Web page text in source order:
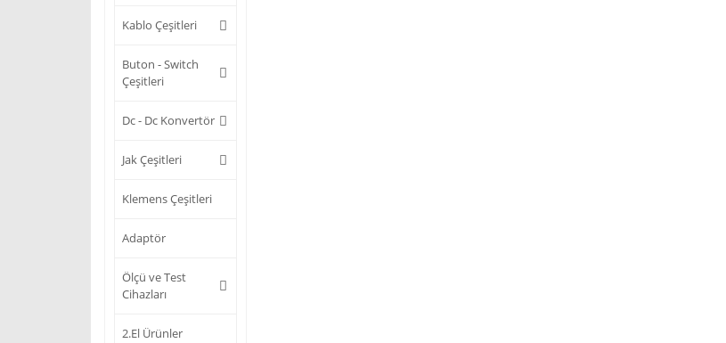
Kablo Çeşitleri
Buton - Switch
Çeşitleri
Dc - Dc Konvertör
Jak Çeşitleri
Klemens Çeşitleri
Adaptör
Ölçü ve Test
Cihazları
2.El Ürünler